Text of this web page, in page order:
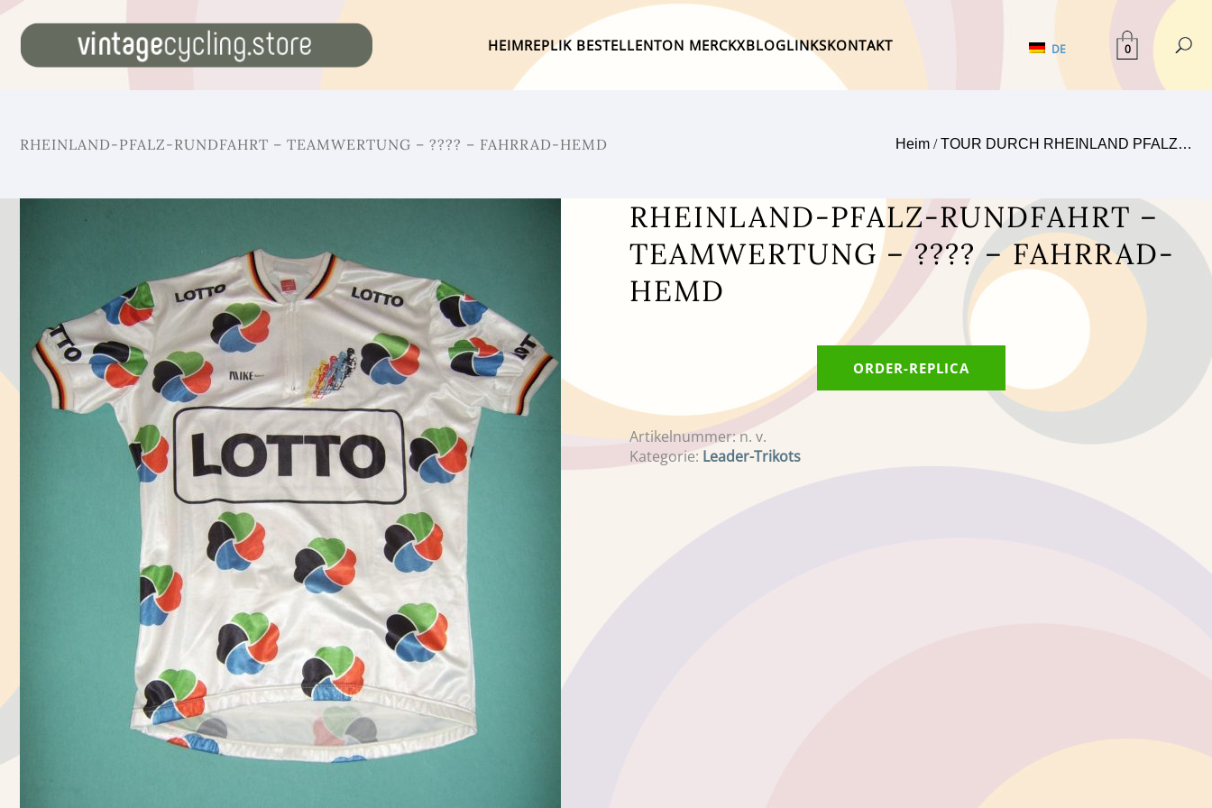
HEIMREPLIK BESTELLENTON MERCKXBLOGLINKSKONTAKT DE 0
RHEINLAND-PFALZ-RUNDFAHRT – TEAMWERTUNG – ???? – FAHRRAD-HEMD Heim /TOUR DURCH RHEINLAND PFALZ…
RHEINLAND-PFALZ-RUNDFAHRT –
TEAMWERTUNG – ???? – FAHRRAD-
HEMD
ORDER-REPLICA
Artikelnummer:n. v.
Kategorie: Leader-Trikots